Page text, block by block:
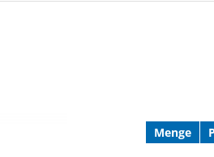
Menge